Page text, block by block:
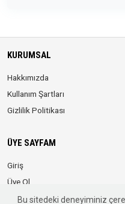
KURUMSAL
Hakkımızda
Kullanım Şartları
Gizlilik Politikası
ÜYE SAYFAM
Giriş
Üye Ol
Bu sitedeki deneyiminiz